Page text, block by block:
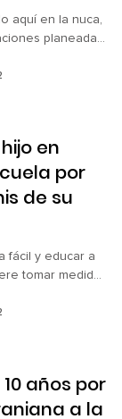
aquí en la nuca,
planeadas,
la
en
por
de su
fácil y educar a
tomar medidas
se torna más
años por
a la